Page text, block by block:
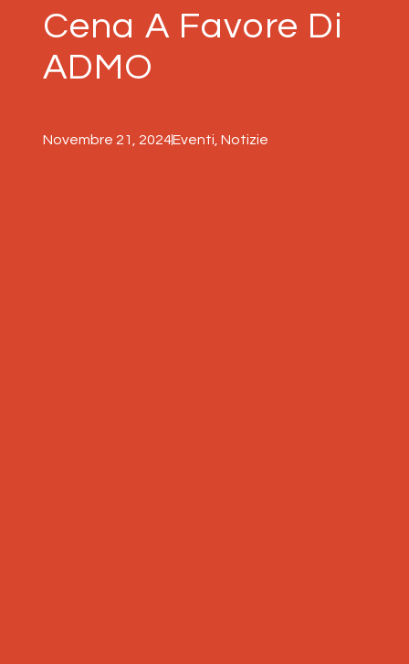
Cena A Favore Di
ADMO
Novembre 21, 2024Eventi Notizie